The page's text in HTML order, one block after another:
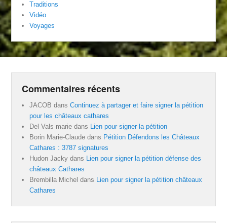
Traditions
Vidéo
Voyages
Commentaires récents
JACOB dansContinuez à partager et faire signer la pétition
pour les châteaux cathares
Del Vals marie dans Lien pour signer la pétition
Borin Marie-Claude dans Pétition Défendons les Châteaux
Cathares : 3787 signatures
Hudon Jacky dans Lien pour signer la pétition défense des
châteaux Cathares
Brembilla Michel dans Lien pour signer la pétition châteaux
Cathares